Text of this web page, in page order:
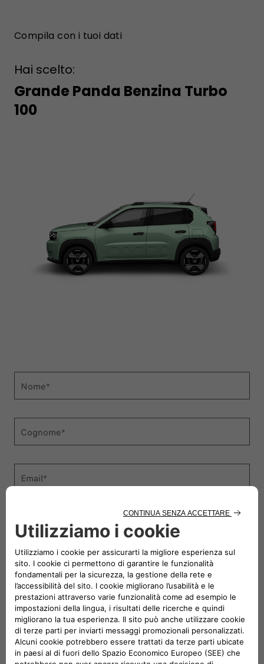
Compila con i tuoi dati
Hai scelto:
Grande Panda Benzina Turbo
100
Nome*
Cognome*
Email*
Cellulare*
CAP o indirizzo*
Canale preferito di contatto
Telefono
Hai una Partita IVA?